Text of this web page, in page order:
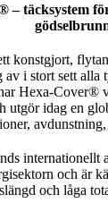
– täcksystem
konstgjort,
i stort sett alla
Hexa-Cover®
utgör idag en
internationellt
och är
och låga